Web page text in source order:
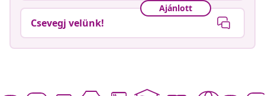
Ajánlott
Csevegj velünk!